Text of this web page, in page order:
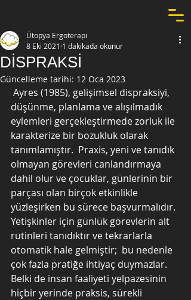
DİSPRAKSİ
Ütopya Ergoterapi
8 Eki 2021 1 dakikada okunur
Güncelleme tarihi: 12 Oca 2023
düşünme, planlama ve alışılmadık
eylemleri gerçekleştirmede zorluk ile
karakterize bir bozukluk olarak
tanımlamıştır.  Praxis, yeni ve tanıdık
olmayan görevleri canlandırmaya
dahil olur ve çocuklar, günlerinin bir
parçası olan birçok etkinlikle
yüzleşirken bu sürece başvurmalıdır.
Yetişkinler için günlük görevlerin alt
rutinleri tanıdıktır ve tekrarlarla
otomatik hale gelmiştir;  bu nedenle
çok fazla pratiğe ihtiyaç duymazlar.
Belki de insan faaliyeti yelpazesinin
hiçbir yerinde praksis, sürekli